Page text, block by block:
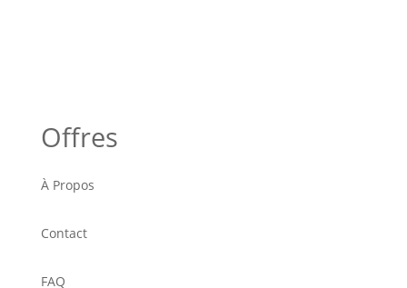
Offres
À Propos
Contact
FAQ